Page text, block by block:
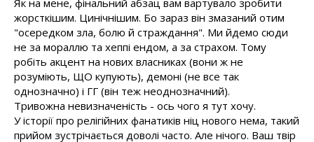
жорсткішим. Цинічнішим. Бо зараз він змазаний отим
"осередком зла, болю й страждання". Ми йдемо сюди
не за мораллю та хеппі ендом, а за страхом. Тому
робіть акцент на нових власниках (вони ж не
розуміють, ЩО купують), демоні (не все так
однозначно) і ГГ (він теж неоднозначний).
Тривожна невизначеність - ось чого я тут хочу.
У історії про релігійних фанатиків ніц нового нема, такий
прийом зустрічається доволі часто. Але нічого. Ваш твір